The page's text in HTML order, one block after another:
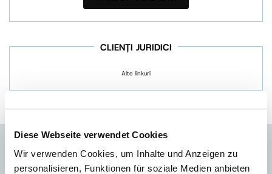
Diese Webseite verwendet Cookies
Wir verwenden Cookies, um Inhalte und Anzeigen zu
personalisieren, Funktionen für soziale Medien anbieten
CLIENȚI JURIDICI
Alte linkuri
Adaugă notă
DESCĂRCĂRI